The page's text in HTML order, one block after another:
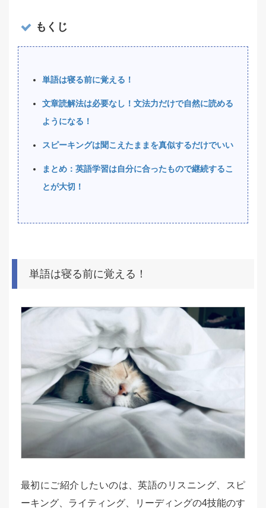
もくじ
単語は寝る前に覚える！
文章読解法は必要なし！文法力だけで自然に読める
ようになる！
スピーキングは聞こえたままを真似するだけでいい
まとめ：英語学習は自分に合ったもので継続するこ
とが大切！
単語は寝る前に覚える！
最初にご紹介したいのは、英語のリスニング、スピ
ーキング、ライティング、リーディングの4技能のす